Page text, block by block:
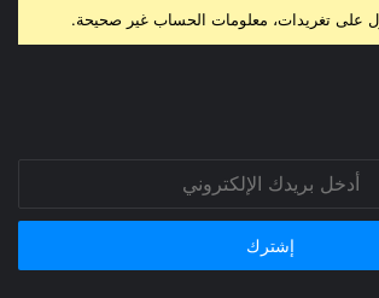
على تغريدات، معلومات الحساب غير صحيحة.